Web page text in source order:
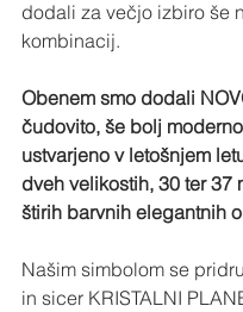
dodali za večjo izbiro še
kombinacij.
Obenem smo dodali
čudovito, še bolj
ustvarjeno v letošnjem
dveh velikostih, 30 ter 37
štirih barvnih elegantnih
Našim simbolom se
in sicer KRISTALNI